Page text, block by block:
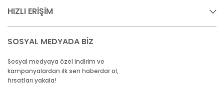
HIZLI ERİŞİM
SOSYAL MEDYADA BİZ
Sosyal medyaya özel indirim ve
kampanyalardan ilk sen haberdar ol,
fırsatları yakala!